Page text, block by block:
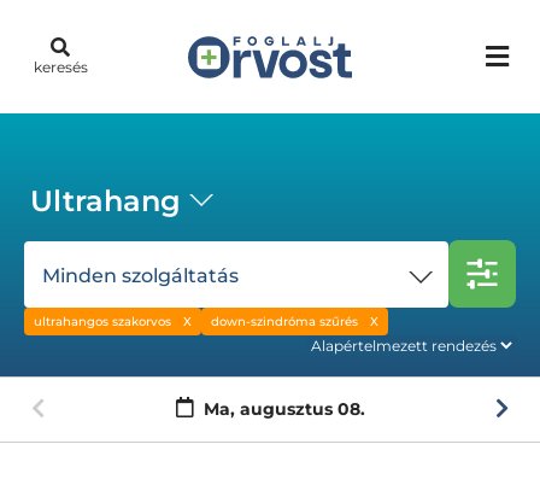
keresés
Ultrahang
Minden szolgáltatás
ultrahangos szakorvos down-szindróma szűrés
Ma, augusztus 08.